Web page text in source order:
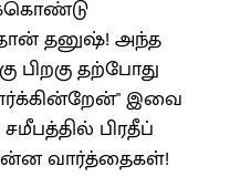
தனுஷ்! அந்த
பிறகு தற்போது
இவை
பிரதீப்
வார்த்தைகள்!